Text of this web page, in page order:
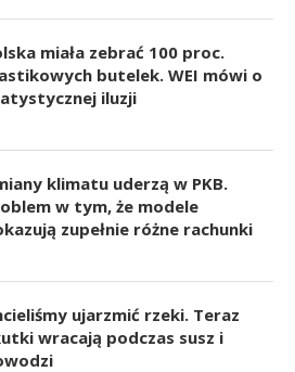
miała zebrać 100 proc.
butelek. WEI mówi o
iluzji
klimatu uderzą w PKB.
w tym, że modele
zupełnie różne rachunki
ujarzmić rzeki. Teraz
wracają podczas susz i